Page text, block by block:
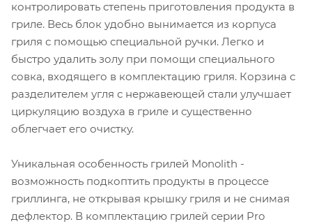
контролировать степень приготовления продукта в
гриле. Весь блок удобно вынимается из корпуса
гриля с помощью специальной ручки. Легко и
быстро удалить золу при помощи специального
совка, входящего в комплектацию гриля. Корзина с
разделителем угля с нержавеющей стали улучшает
циркуляцию воздуха в гриле и существенно
облегчает его очистку.
Уникальная особенность грилей Monolith -
возможность подкоптить продукты в процессе
гриллинга, не открывая крышку гриля и не снимая
дефлектор. В комплектацию грилей серии Pro